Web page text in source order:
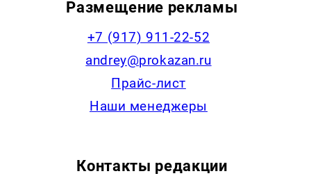
Размещение рекламы
+7 (917) 911-22-52
andrey@prokazan.ru
Прайс-лист
Наши менеджеры
Контакты редакции